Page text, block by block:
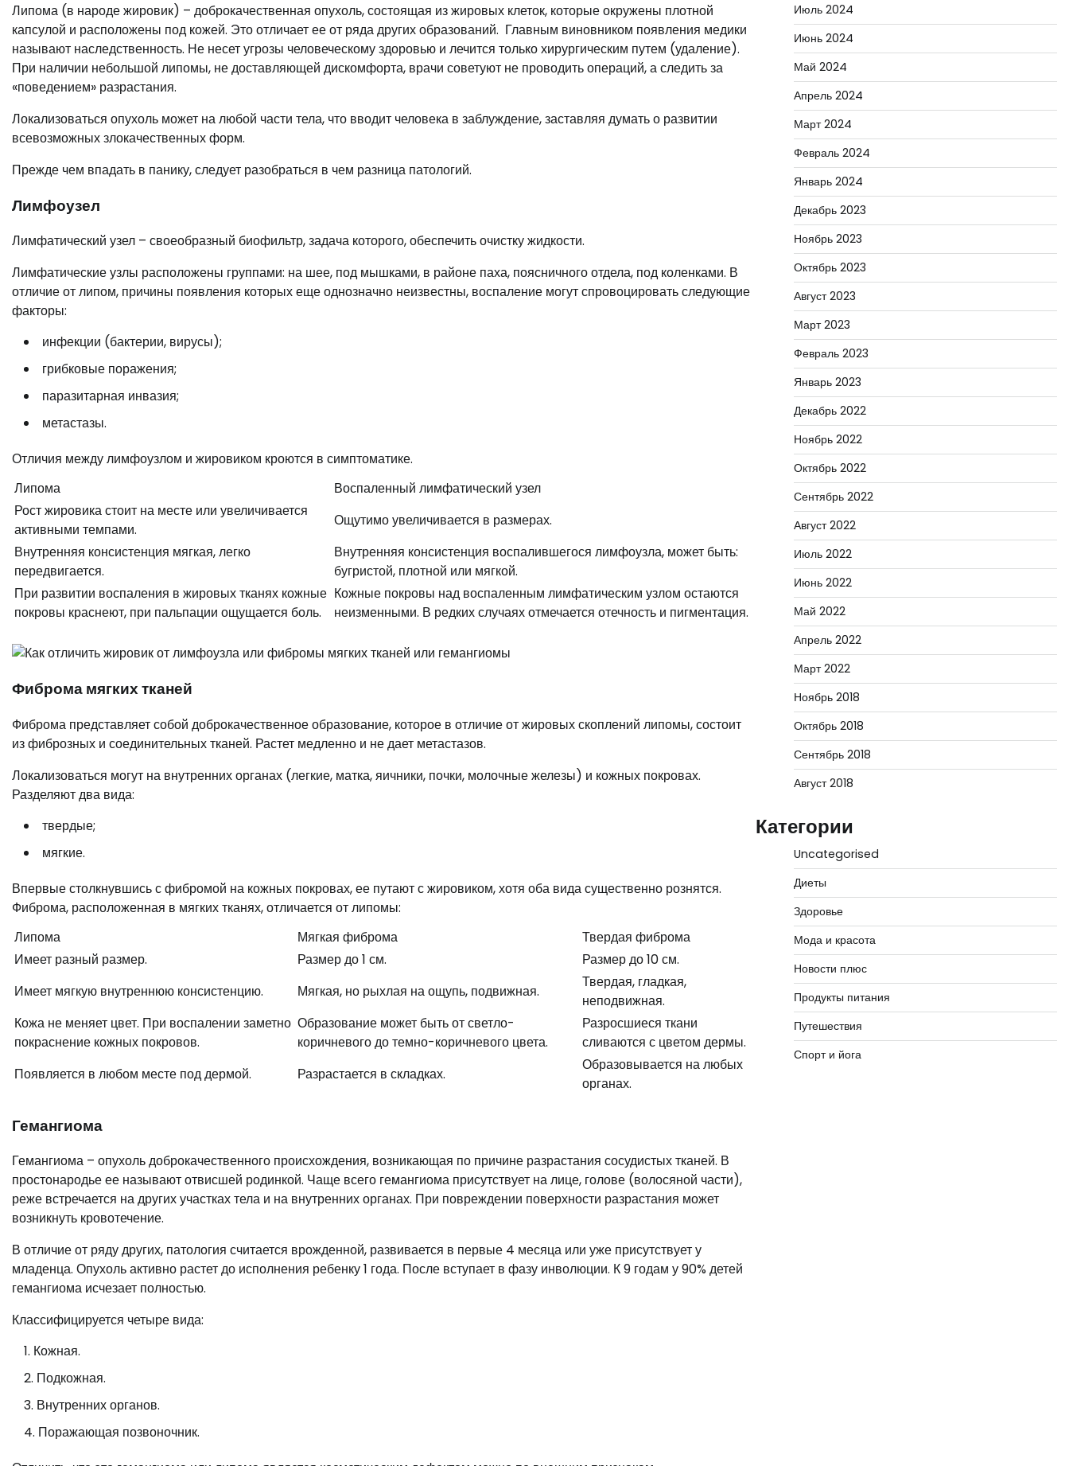
Липома (в народе жировик) – доброкачественная опухоль, состоящая из жировых клеток, которые окружены плотной
капсулой и расположены под кожей. Это отличает ее от ряда других образований. Главным виновником появления медики
называют наследственность. Не несет угрозы человеческому здоровью и лечится только хирургическим путем (удаление).
При наличии небольшой липомы, не доставляющей дискомфорта, врачи советуют не проводить операций, а следить за
«поведением» разрастания.
Локализоваться опухоль может на любой части тела, что вводит человека в заблуждение, заставляя думать о развитии
всевозможных злокачественных форм.
Прежде чем впадать в панику, следует разобраться в чем разница патологий.
Лимфоузел
Лимфатический узел – своеобразный биофильтр, задача которого, обеспечить очистку жидкости.
Лимфатические узлы расположены группами: на шее, под мышками, в районе паха, поясничного отдела, под коленками. В
отличие от липом, причины появления которых еще однозначно неизвестны, воспаление могут спровоцировать следующие
факторы:
инфекции (бактерии, вирусы);
грибковые поражения;
паразитарная инвазия;
метастазы.
Отличия между лимфоузлом и жировиком кроются в симптоматике.
Липома
Воспаленный лимфатический узел
Рост жировика стоит на месте или увеличивается
активными темпами.
Ощутимо увеличивается в размерах.
Внутренняя консистенция мягкая, легко
передвигается.
Внутренняя консистенция воспалившегося лимфоузла, может быть:
бугристой, плотной или мягкой.
При развитии воспаления в жировых тканях кожные
покровы краснеют, при пальпации ощущается боль.
Кожные покровы над воспаленным лимфатическим узлом остаются
неизменными. В редких случаях отмечается отечность и пигментация.
Фиброма мягких тканей
Фиброма представляет собой доброкачественное образование, которое в отличие от жировых скоплений липомы, состоит
из фиброзных и соединительных тканей. Растет медленно и не дает метастазов.
Локализоваться могут на внутренних органах (легкие, матка, яичники, почки, молочные железы) и кожных покровах.
Разделяют два вида:
твердые;
мягкие.
Впервые столкнувшись с фибромой на кожных покровах, ее путают с жировиком, хотя оба вида существенно рознятся.
Фиброма, расположенная в мягких тканях, отличается от липомы:
Липома
Мягкая фиброма
Твердая фиброма
Имеет разный размер.
Размер до 1 см.
Размер до 10 см.
Имеет мягкую внутреннюю консистенцию.
Мягкая, но рыхлая на ощупь, подвижная.
Твердая, гладкая,
неподвижная.
Кожа не меняет цвет. При воспалении заметно
покраснение кожных покровов.
Образование может быть от светло-
коричневого до темно-коричневого цвета.
Разросшиеся ткани
сливаются с цветом дермы.
Появляется в любом месте под дермой.
Разрастается в складках.
Образовывается на любых
органах.
Гемангиома
Гемангиома – опухоль доброкачественного происхождения, возникающая по причине разрастания сосудистых тканей. В
простонародье ее называют отвисшей родинкой. Чаще всего гемангиома присутствует на лице, голове (волосяной части),
реже встречается на других участках тела и на внутренних органах. При повреждении поверхности разрастания может
возникнуть кровотечение.
В отличие от ряду других, патология считается врожденной, развивается в первые 4 месяца или уже присутствует у
младенца. Опухоль активно растет до исполнения ребенку 1 года. После вступает в фазу инволюции. К 9 годам у 90% детей
гемангиома исчезает полностью.
Классифицируется четыре вида:
Кожная.
Подкожная.
Внутренних органов.
Поражающая позвоночник.
Июль 2024
Июнь 2024
Май 2024
Апрель 2024
Март 2024
Февраль 2024
Январь 2024
Декабрь 2023
Ноябрь 2023
Октябрь 2023
Август 2023
Март 2023
Февраль 2023
Январь 2023
Декабрь 2022
Ноябрь 2022
Октябрь 2022
Сентябрь 2022
Август 2022
Июль 2022
Июнь 2022
Май 2022
Апрель 2022
Март 2022
Ноябрь 2018
Октябрь 2018
Сентябрь 2018
Август 2018
Категории
Uncategorised
Диеты
Здоровье
Мода и красота
Новости плюс
Продукты питания
Путешествия
Спорт и йога